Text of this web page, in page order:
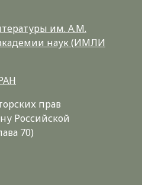
им. А.М.
наук (ИМЛИ
прав
Российской
70)